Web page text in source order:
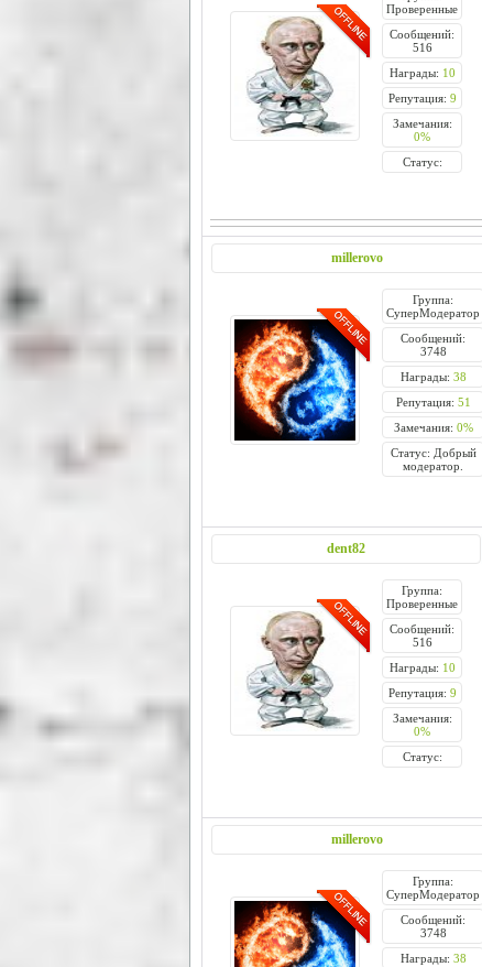
Проверенные
Сообщений:
516
Награды: 10
Репутация: 9
Замечания:
0%
Статус:
millerovo
Группа:
СуперМодератор
Сообщений:
3748
Награды: 38
Репутация: 51
Замечания: 0%
Статус: Добрый
модератор.
dent82
Группа:
Проверенные
Сообщений:
516
Награды: 10
Репутация: 9
Замечания:
0%
Статус:
millerovo
Группа:
СуперМодератор
Сообщений:
3748
Награды: 38